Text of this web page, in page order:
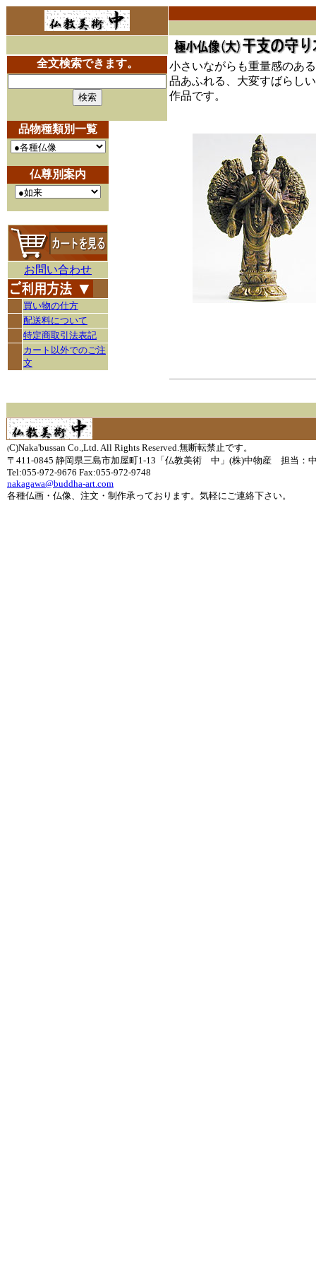
全文検索できます。
品物種類別一覧
仏尊別案内
お問い合わせ
買い物の仕方
配送料について
特定商取引法表記
カート以外でのご注
文
小さいながらも重量感のあ
品あふれる、大変すばらし
作品です。
(C)Naka'bussan Co.,Ltd. All Rights Reserved.無断転禁止です。
〒411-0845 静岡県三島市加屋町1-13「仏教美術 中」(株)中物産 担当：
Tel:055-972-9676 Fax:055-972-9748
nakagawa@buddha-art.com
各種仏画・仏像、注文・制作承っております。気軽にご連絡下さい。